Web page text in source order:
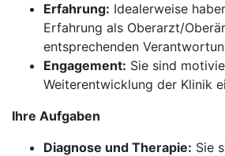
Erfahrung: Idealerweise
Erfahrung als Oberarzt/
entsprechenden
Engagement: Sie sind
Weiterentwicklung der Klinik
Ihre Aufgaben
Diagnose und Therapie: Sie